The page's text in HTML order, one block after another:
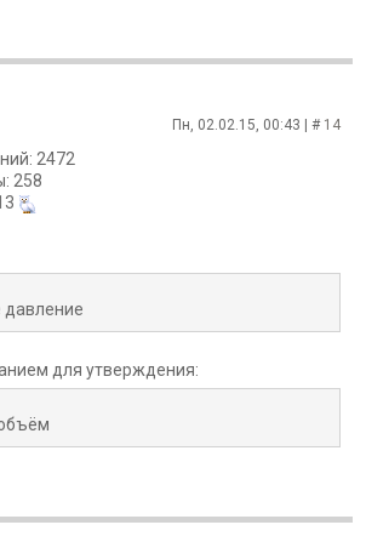
Пн, 02.02.15, 00:43 | # 14
2472
258
давление
для утверждения: